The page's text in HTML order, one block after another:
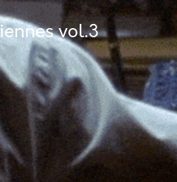
vol.3